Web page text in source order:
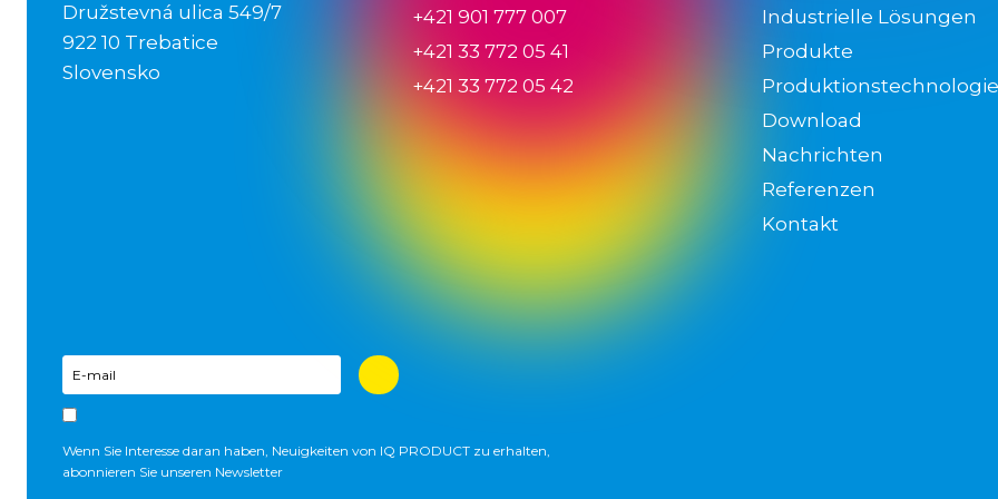
Družstevná ulica 549/7
922 10 Trebatice
Slovensko
+421 901 777 007
+421 33 772 05 41
+421 33 772 05 42
Industrielle Lösungen
Produkte
Download
Nachrichten
Referenzen
Kontakt
Wenn Sie Interesse daran haben, Neuigkeiten von IQ PRODUCT zu erhalten,
abonnieren Sie unseren Newsletter